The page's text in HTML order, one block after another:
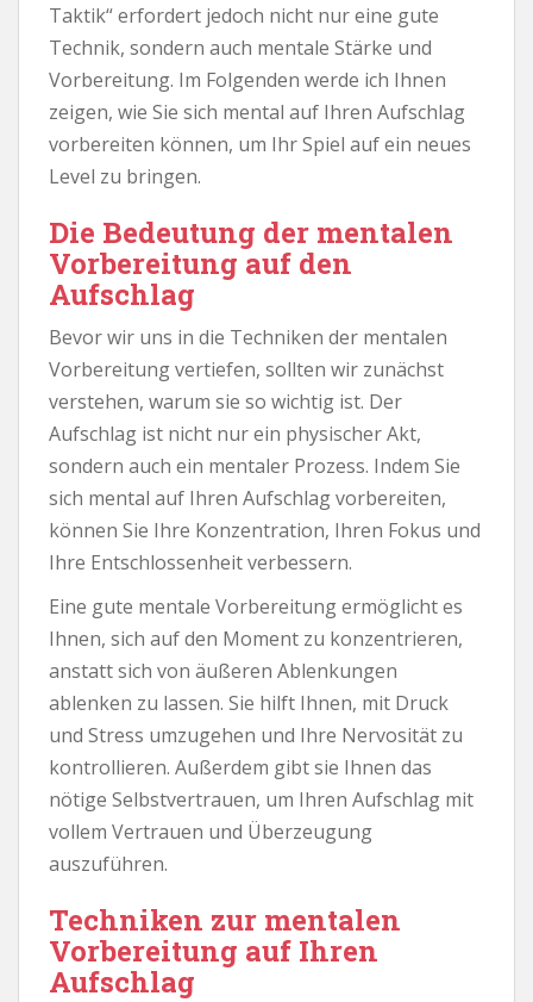
Taktik“ erfordert jedoch nicht nur eine gute
Technik, sondern auch mentale Stärke und
Vorbereitung. Im Folgenden werde ich Ihnen
zeigen, wie Sie sich mental auf Ihren Aufschlag
vorbereiten können, um Ihr Spiel auf ein neues
Level zu bringen.
Die Bedeutung der mentalen
Vorbereitung auf den
Aufschlag
Bevor wir uns in die Techniken der mentalen
Vorbereitung vertiefen, sollten wir zunächst
verstehen, warum sie so wichtig ist. Der
Aufschlag ist nicht nur ein physischer Akt,
sondern auch ein mentaler Prozess. Indem Sie
sich mental auf Ihren Aufschlag vorbereiten,
können Sie Ihre Konzentration, Ihren Fokus und
Ihre Entschlossenheit verbessern.
Eine gute mentale Vorbereitung ermöglicht es
Ihnen, sich auf den Moment zu konzentrieren,
anstatt sich von äußeren Ablenkungen
ablenken zu lassen. Sie hilft Ihnen, mit Druck
und Stress umzugehen und Ihre Nervosität zu
kontrollieren. Außerdem gibt sie Ihnen das
nötige Selbstvertrauen, um Ihren Aufschlag mit
vollem Vertrauen und Überzeugung
auszuführen.
Techniken zur mentalen
Vorbereitung auf Ihren
Aufschlag